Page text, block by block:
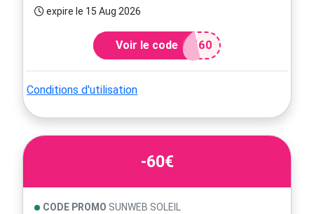
expire le 15 Aug 2026
Voir le code T60
Conditions d'utilisation
-60€
CODE PROMO SUNWEB SOLEIL